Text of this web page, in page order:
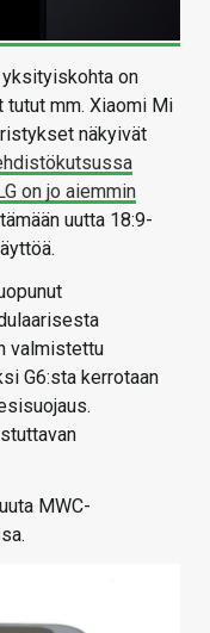
on
tutut mm. Xiaomi Mi
näkyivät
on jo aiemmin
uutta 18:9-
valmistettu
G6:sta kerrotaan
MWC-